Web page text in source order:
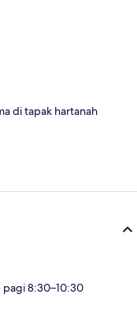
di tapak hartanah
pagi 8:30–10:30